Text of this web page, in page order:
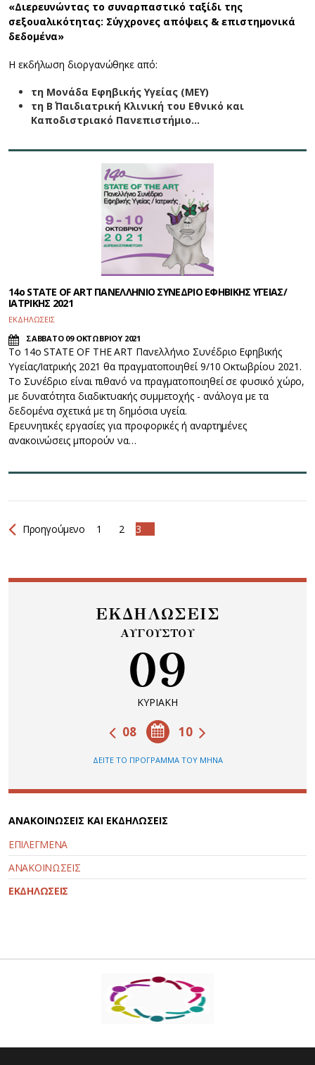
«Διερευνώντας το συναρπαστικό ταξίδι της
σεξουαλικότητας: Σύγχρονες απόψεις & επιστημονικά
δεδομένα»
Η εκδήλωση διοργανώθηκε από:
τη Μονάδα Εφηβικής Υγείας (ΜΕΥ)
τη Β΄ Παιδιατρική Κλινική του Εθνικό και
Καποδιστριακό Πανεπιστήμιο…
14ο STATE OF ART ΠΑΝΕΛΛΗΝΙΟ ΣΥΝΕΔΡΙΟ ΕΦΗΒΙΚΗΣ ΥΓΕΙΑΣ/
ΙΑΤΡΙΚΗΣ 2021
ΕΚΔΗΛΩΣΕΙΣ
ΣΑΒΒΑΤΟ 09 ΟΚΤΩΒΡΙΟΥ 2021
Το 14ο STATE OF THE ART Πανελλήνιο Συνέδριο Εφηβικής
Υγείας/Ιατρικής 2021 θα πραγματοποιηθεί 9/10 Οκτωβρίου 2021.
Το Συνέδριο είναι πιθανό να πραγματοποιηθεί σε φυσικό χώρο,
με δυνατότητα διαδικτυακής συμμετοχής - ανάλογα με τα
δεδομένα σχετικά με τη δημόσια υγεία.
Ερευνητικές εργασίες για προφορικές ή αναρτημένες
ανακοινώσεις μπορούν να…
Προηγούμενο 1 2 3
ΕΚΔΗΛΩΣΕΙΣ
ΑΥΓΟΥΣΤΟΥ
09
ΚΥΡΙΑΚΗ
10
08
ΔΕΙΤΕ ΤΟ ΠΡΟΓΡΑΜΜΑ ΤΟΥ ΜΗΝΑ
ΑΝΑΚΟΙΝΩΣΕΙΣ ΚΑΙ ΕΚΔΗΛΩΣΕΙΣ
ΕΠΙΛΕΓΜΕΝΑ
ΑΝΑΚΟΙΝΩΣΕΙΣ
ΕΚΔΗΛΩΣΕΙΣ